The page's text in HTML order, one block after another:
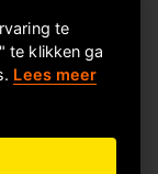
te
te klikken ga
Lees meer